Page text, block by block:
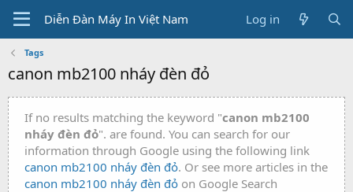
Diễn Đàn Máy In Việt Nam Log in
Tags
canon mb2100 nháy đèn đỏ
If no results matching the keyword "canon mb2100
nháy đèn đỏ". are found. You can search for our
information through Google using the following link
canon mb2100 nháy đèn đỏ. Or see more articles in the
canon mb2100 nháy đèn đỏ on Google Search